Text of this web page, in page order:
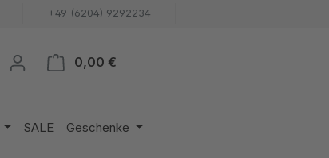
+49 (6204) 9292234
0,00 €
SALE Geschenke